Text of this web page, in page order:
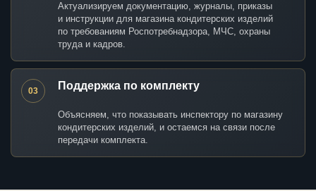
Актуализируем документацию, журналы, приказы
и инструкции для магазина кондитерских изделий
по требованиям Роспотребнадзора, МЧС, охраны
труда и кадров.
03 Поддержка по комплекту
Объясняем, что показывать инспектору по магазину
кондитерских изделий, и остаемся на связи после
передачи комплекта.